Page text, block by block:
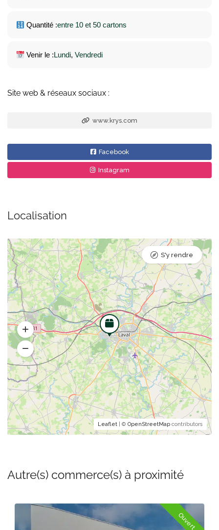
Quantité :entre 10 et 50 cartons
Venir le :Lundi, Vendredi
Site web & réseaux sociaux :
www.krys.com
Facebook
Instagram
Localisation
Leaflet | © OpenStreetMap contributors
S'y rendre
Autre(s) commerce(s) à proximité
Ouvert